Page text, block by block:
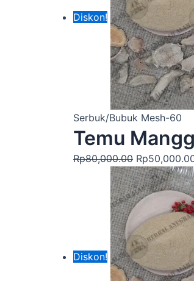
Diskon!
Serbuk/Bubuk Mesh-60
Temu
Rp80,000.00 Rp
Diskon!